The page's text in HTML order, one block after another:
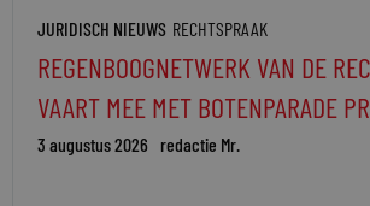
JURIDISCH NIEUWS RECHTSPRAAK
REGENBOOGNETWERK VAN DE
VAART MEE MET BOTENPARADE
3 augustus 2026 redactie Mr.